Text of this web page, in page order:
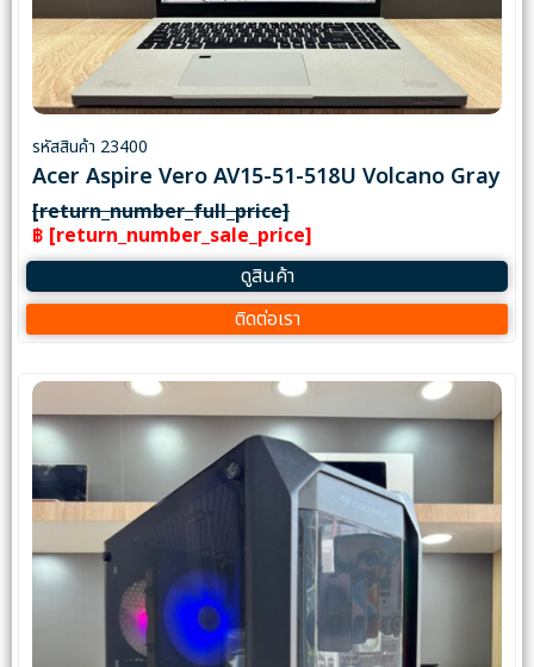
รหัสสินค้า 23400
Acer Aspire Vero AV15-51-518U Volcano Gray
[return_number_full_price]
฿ [return_number_sale_price]
ดูสินค้า
ติดต่อเรา